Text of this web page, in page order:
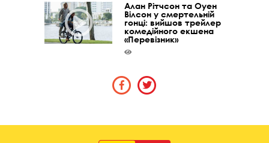
Алан Рітчсон та Оуен
Вілсон у смертельній
гонці: вийшов трейлер
комедійного екшена
«Перевізник»